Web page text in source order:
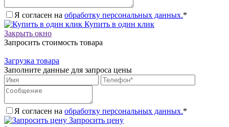
Я согласен на обработку персональных данных.*
Купить в один клик
Закрыть окно
Запросить стоимость товара
Загрузка товара
Заполните данные для запроса цены
Я согласен на обработку персональных данных.*
Запросить цену